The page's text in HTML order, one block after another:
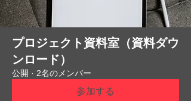
プロジェクト資料室（資料ダウ
ンロード）
公開 · 2名のメンバー
参加する